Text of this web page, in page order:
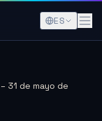
ES
31 de mayo de